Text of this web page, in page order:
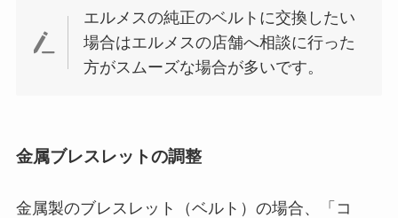
エルメスの純正のベルトに交換したい
場合はエルメスの店舗へ相談に行った
方がスムーズな場合が多いです。
金属ブレスレットの調整
金属製のブレスレット（ベルト）の場合、「コ